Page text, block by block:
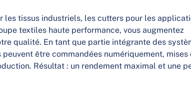
les tissus industriels, les cutters pour les
textiles haute performance, vous augmentez
qualité. En tant que partie intégrante des
être commandées numériquement, mises
Résultat : un rendement maximal et une